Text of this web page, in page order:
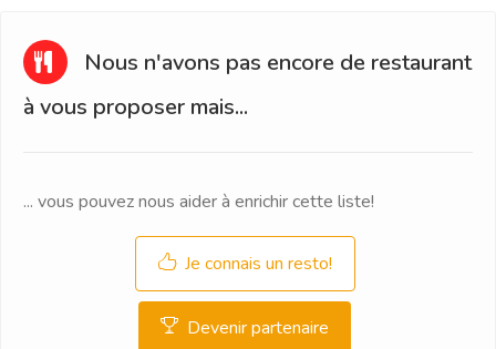
Nous n'avons pas encore de restaurant
à vous proposer mais...
... vous pouvez nous aider à enrichir cette liste!
Je connais un resto!
Devenir partenaire